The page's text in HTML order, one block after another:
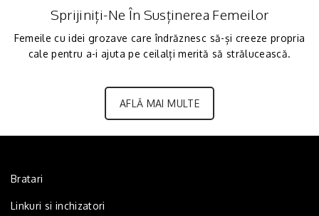
Sprijiniți-Ne În Susținerea Femeilor
Femeile cu idei grozave care îndrăznesc să-și creeze propria
cale pentru a-i ajuta pe ceilalți merită să strălucească.
AFLĂ MAI MULTE
Bratari
Linkuri si inchizatori